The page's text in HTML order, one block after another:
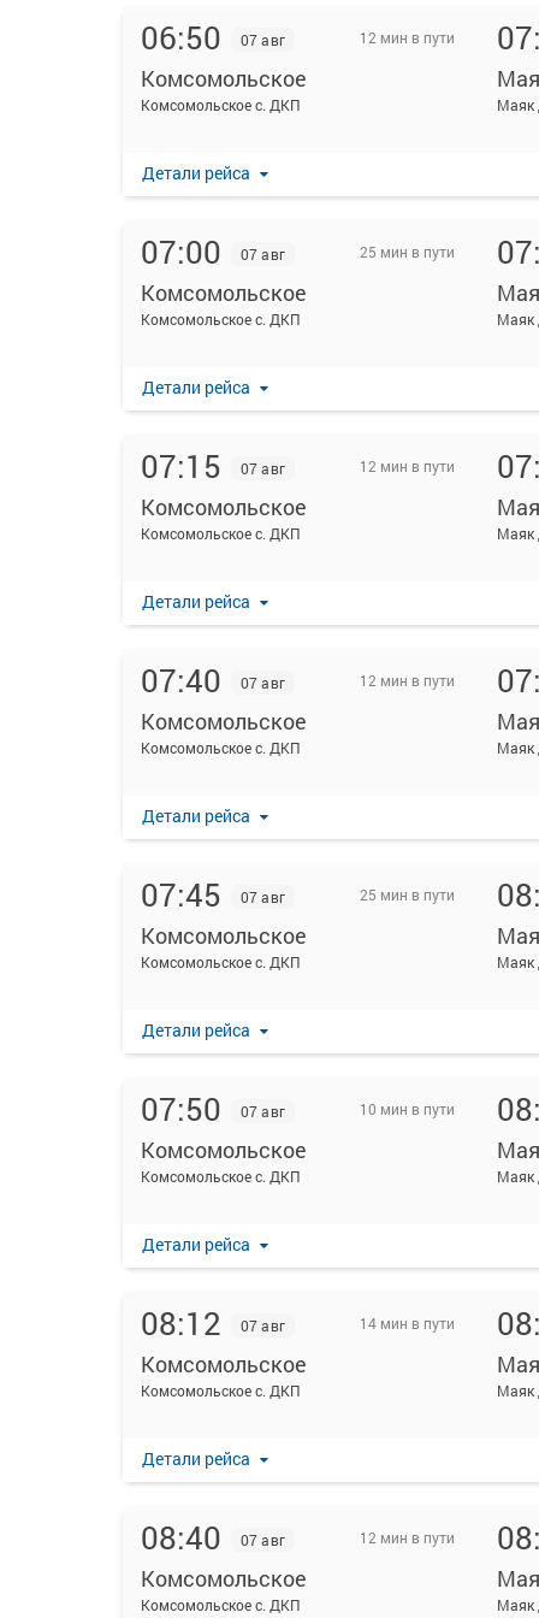
06:50 07 авг 12 мин в пути
Комсомольское
Комсомольское с. ДКП Маяк
Детали рейса
07:00 07 авг 25 мин в пути
Комсомольское
Комсомольское с. ДКП Маяк
Детали рейса
07:15 07 авг 12 мин в пути
Комсомольское
Комсомольское с. ДКП Маяк
Детали рейса
07:40 07 авг 12 мин в пути
Комсомольское
Комсомольское с. ДКП Маяк
Детали рейса
07:45 07 авг 25 мин в пути
Комсомольское
Комсомольское с. ДКП Маяк
Детали рейса
07:50 07 авг 10 мин в пути
Комсомольское
Комсомольское с. ДКП Маяк
Детали рейса
08:12 07 авг 14 мин в пути
Комсомольское
Комсомольское с. ДКП Маяк
Детали рейса
08:40 07 авг 12 мин в пути
Комсомольское
Комсомольское с. ДКП Маяк